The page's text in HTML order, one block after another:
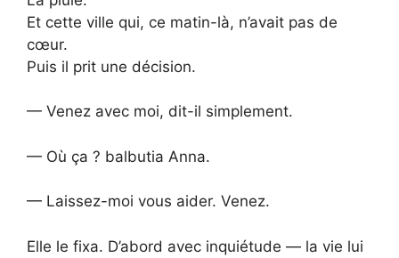
Et cette ville qui, ce matin-là, n’avait pas de
cœur.
Puis il prit une décision.
— Venez avec moi, dit-il simplement.
— Où ça ? balbutia Anna.
— Laissez-moi vous aider. Venez.
Elle le fixa. D’abord avec inquiétude — la vie lui